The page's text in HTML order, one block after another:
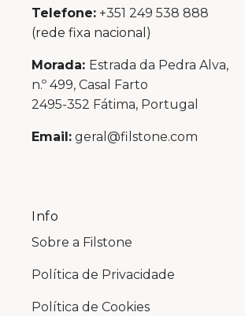
Telefone: +351 249 538 888
(rede fixa nacional)
Morada: Estrada da Pedra Alva,
n.º 499, Casal Farto
2495-352 Fátima, Portugal
Email: geral@filstone.com
Info
Sobre a Filstone
Política de Privacidade
Política de Cookies